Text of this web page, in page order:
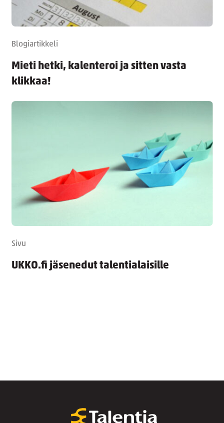
Blogiartikkeli
Mieti hetki, kalenteroi ja sitten vasta
klikkaa!
Sivu
UKKO.fi jäsenedut talentialaisille